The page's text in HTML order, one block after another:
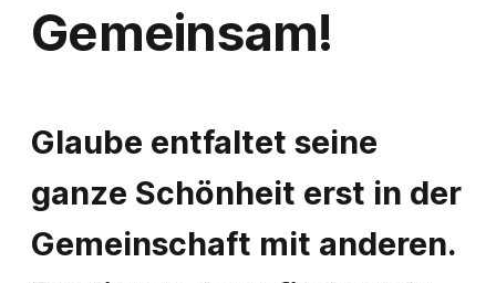
Gemeinsam!
Glaube entfaltet seine
ganze Schönheit erst in der
Gemeinschaft mit anderen.